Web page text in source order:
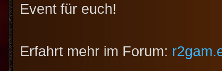
Event für euch!
Erfahrt mehr im Forum: